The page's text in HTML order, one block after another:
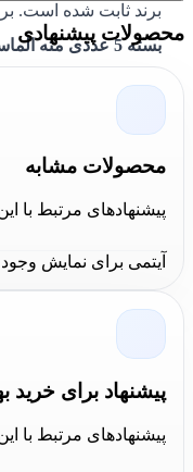
برند ثابت شده است.
بسته 5 عددی مته الماسه بوش
محصولات پیشنهادی
محصولات مشابه
پیشنهادهای مرتبط با
آیتمی برای نمایش وجود
پیشنهاد برای خرید
پیشنهادهای مرتبط با